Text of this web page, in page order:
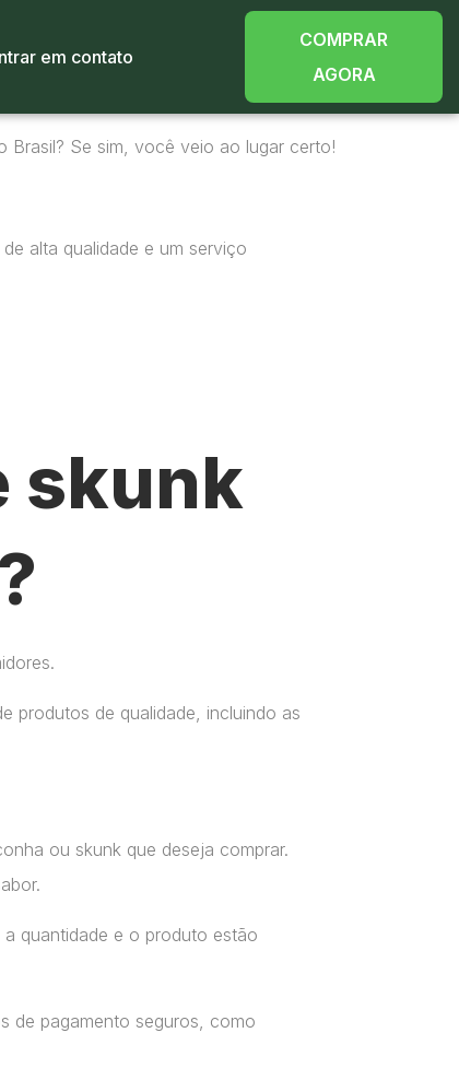
em contato
COMPRAR
AGORA
Brasil? Se sim, você veio ao lugar certo!
alta qualidade e um serviço
skunk
produtos de qualidade, incluindo as
ou skunk que deseja comprar.
quantidade e o produto estão
de pagamento seguros, como